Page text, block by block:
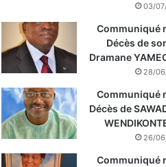
03/
Communiqué
Décès de
Dramane
28/
Communiqué
Décès de
26/
Communiqué